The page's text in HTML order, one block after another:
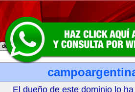
El dueño de este dominio lo